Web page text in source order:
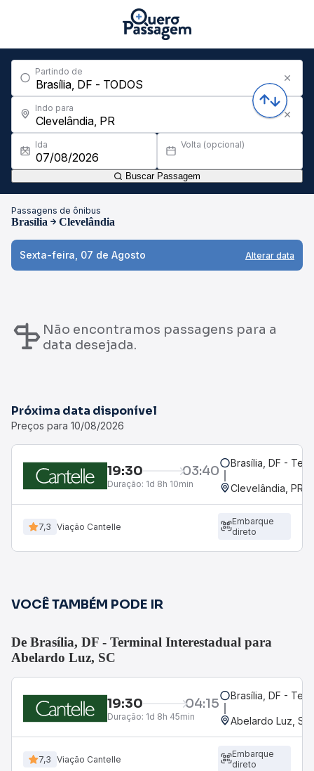
Partindo de
Indo para
Ida Volta (opcional)
Buscar Passagem
Passagens de ônibus
Brasília Clevelândia
Sexta-feira, 07 de Agosto Alterar data
Não encontramos passagens para a
data desejada.
Próxima data disponível
Preços para 10/08/2026
19:30 03:40
Duração: 1d 8h 10min
Brasília, DF -
Clevelândia, PR
7,3 Viação Cantelle
Embarque
direto
VOCÊ TAMBÉM PODE IR
De Brasília, DF - Terminal Interestadual para
Abelardo Luz, SC
19:30 04:15
Duração: 1d 8h 45min
Brasília, DF -
Abelardo Luz, SC
7,3 Viação Cantelle
Embarque
direto